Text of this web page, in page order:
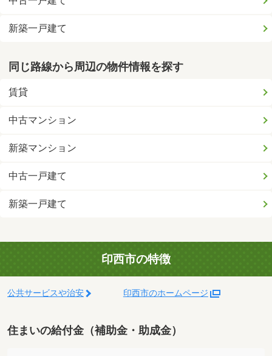
新築一戸建て
同じ路線から周辺の物件情報を探す
賃貸
中古マンション
新築マンション
中古一戸建て
新築一戸建て
印西市の特徴
公共サービスや治安 印西市のホームページ
住まいの給付金（補助金・助成金）